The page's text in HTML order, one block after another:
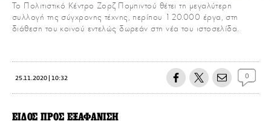
Το Πολιτιστικό Κέντρο Ζορζ Πομπιντού θέτει τη μεγαλύτερη
συλλογή της σύγχρονης τέχνης, περίπου 120.000 έργα, στη
διάθεση του κοινού εντελώς δωρεάν στη νέα του ιστοσελίδα.
25.11.2020 | 10:32 0
ΕΙΔΟΣ ΠΡΟΣ ΕΞΑΦΑΝΙΣΗ